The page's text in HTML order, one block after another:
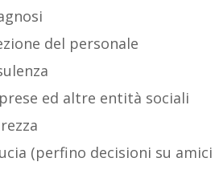
del personale
ed altre entità sociali
(perfino decisioni su